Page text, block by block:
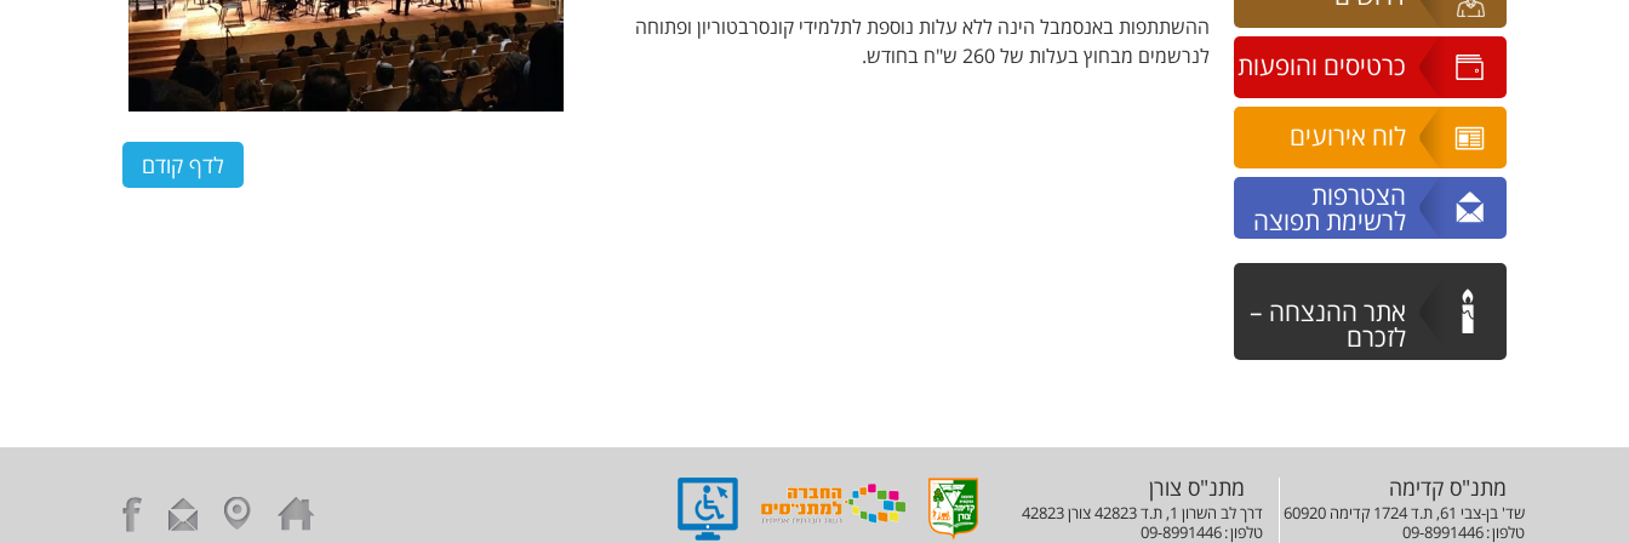
שעורי תיאוריה
כרטיסים והופעות
לוח אירועים
הצטרפות
לרשימת תפוצה
אתר ההנצחה –
לזכרם
ההשתתפות באנסמבל הינה ללא עלות נוספת לתלמידי קונסרבטוריון ופתוחה
לנרשמים מבחוץ בעלות של 260 ש"ח בחודש.
מתנ"ס קדימה
שד' בן-צבי 61, ת.ד 1724 קדימה 60920
טלפון 09-8991446
מתנ"ס צורן
דרך לב השרון 1, ת.ד 42823 צורן 42823
טלפון 09-8991446